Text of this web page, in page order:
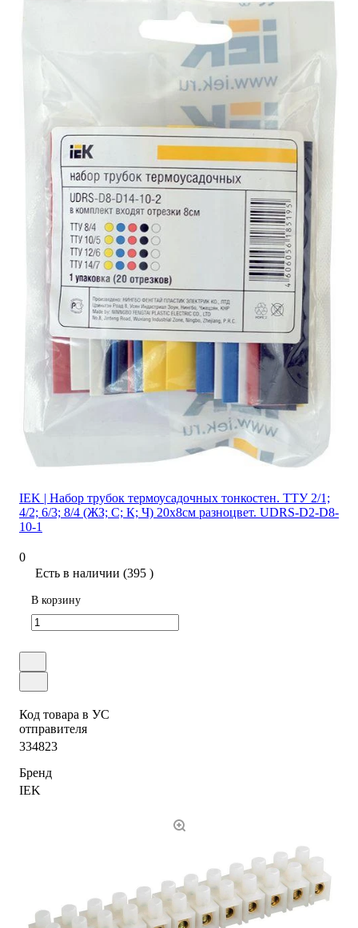
IEK | Набор трубок термоусадочных тонкостен. ТТУ 2/1;
4/2; 6/3; 8/4 (ЖЗ; С; К; Ч) 20х8см разноцвет. UDRS-D2-D8-
10-1
0
Есть в наличии (395 )
В корзину
Код товара в УС
отправителя
334823
Бренд
IEK